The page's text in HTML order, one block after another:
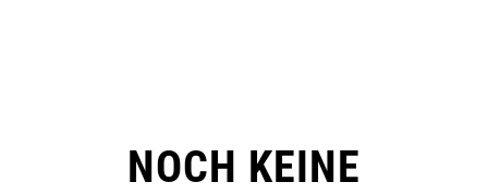
NOCH KEINE